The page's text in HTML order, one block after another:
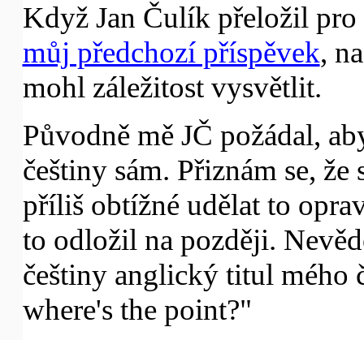
Když Jan Čulík přeložil
můj předchozí příspěvek,
mohl záležitost vysvětlit.
Původně mě JČ požádal,
češtiny sám. Přiznám se, že
příliš obtížné udělat to
to odložil na později.
češtiny anglický titul mého
where's the point?"